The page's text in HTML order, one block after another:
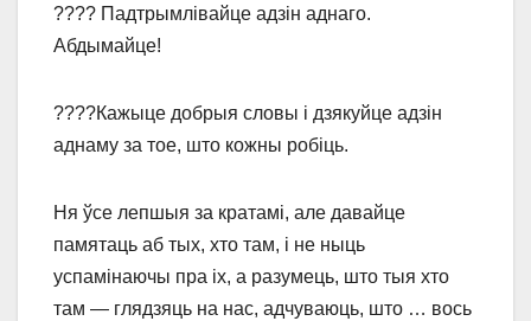
???? Падтрымлівайце адзін аднаго.
Абдымайце!
????Кажыце добрыя словы і дзякуйце адзін
аднаму за тое, што кожны робіць.
Ня ўсе лепшыя за кратамі, але давайце
памятаць аб тых, хто там, і не ныць
успамінаючы пра іх, а разумець, што тыя хто
там ― глядзяць на нас, адчуваюць, што … вось